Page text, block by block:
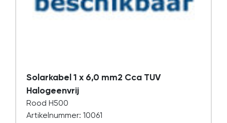
Solarkabel 1 x 6,0 mm2 Cca TUV
Halogeenvrij
Rood H500
Artikelnummer: 10061